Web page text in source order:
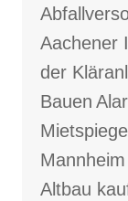
Aachener
der
Bauen
Mietspiegel
Mannheim
Altbau